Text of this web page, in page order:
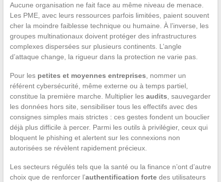
Aucune organisation ne fait face au même niveau de menace.
Les PME, avec leurs ressources parfois limitées, paient souvent
cher la moindre faiblesse technique ou humaine. À l’inverse, les
groupes multinationaux doivent protéger des infrastructures
complexes dispersées sur plusieurs continents. L’angle
d’attaque change, la rigueur dans la protection ne varie pas.
Pour les petites et moyennes entreprises , nommer un
référent cybersécurité, même externe ou à temps partiel,
constitue la première marche. Multiplier les audits , sauvegarder
les données hors site, sensibiliser tous les effectifs avec des
consignes simples mais strictes : ces gestes fondent un bouclier
déjà plus difficile à percer. Parmi les outils à privilégier, ceux qui
bloquent le phishing et alertent sur les connexions non
autorisées se révèlent rapidement précieux.
Les secteurs régulés tels que la santé ou la finance n’ont d’autre
choix que de renforcer l’authentification fortedes utilisateurs